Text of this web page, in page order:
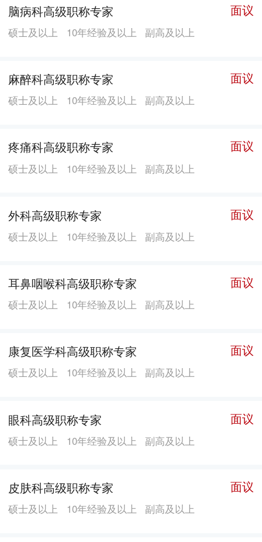
家级三级科研实验室，5个全国名老中医药专家学术研究
室;2个国家中医药管理局重点学科，2个国家临床重点专
后被确立为全国中药饮片小包装、中医药标准化建设、
设等多个国家级项目的试点单位。武汉市中医药研究
量控制中心挂靠于医院。 近年来，医院荣获了全国卫生
系统先进集体、首届全国中医药科技推广先进单位、国
生工作先进单位、武汉市“五一”劳动奖状先进单位、武
汉市文明单位等多项殊荣，医院高质高效的中医药服务
脑病科高级职称专家 面议
硕士及以上 10年经验及以上 副高及以上
麻醉科高级职称专家 面议
硕士及以上 10年经验及以上 副高及以上
疼痛科高级职称专家 面议
硕士及以上 10年经验及以上 副高及以上
外科高级职称专家 面议
硕士及以上 10年经验及以上 副高及以上
耳鼻咽喉科高级职称专家 面议
硕士及以上 10年经验及以上 副高及以上
康复医学科高级职称专家 面议
硕士及以上 10年经验及以上 副高及以上
眼科高级职称专家 面议
硕士及以上 10年经验及以上 副高及以上
皮肤科高级职称专家 面议
硕士及以上 10年经验及以上 副高及以上